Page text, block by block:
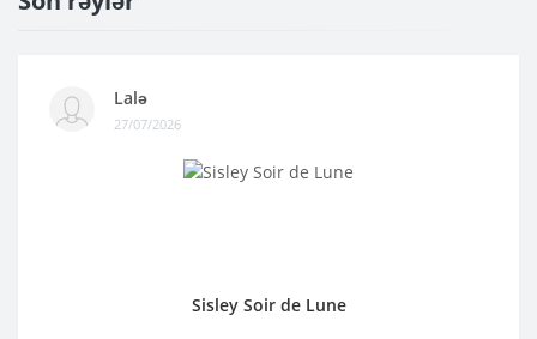
Lalə
27/07/2026
Sisley Soir de Lune